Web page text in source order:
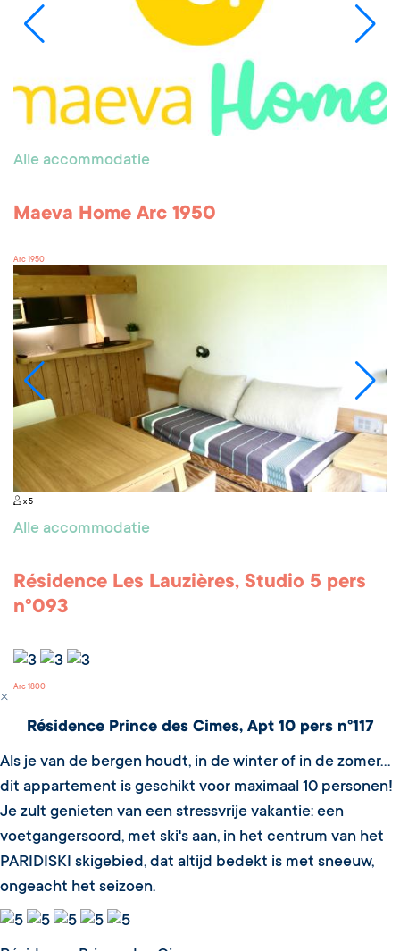
Alle accommodatie
Maeva Home Arc 1950
Arc 1950
x 5
Alle accommodatie
Résidence Les Lauzières, Studio 5 pers
n°093
Arc 1800
Résidence Prince des Cimes, Apt 10 pers n°117
Als je van de bergen houdt, in de winter of in de zomer...
dit appartement is geschikt voor maximaal 10 personen!
Je zult genieten van een stressvrije vakantie: een
voetgangersoord, met ski's aan, in het centrum van het
PARIDISKI skigebied, dat altijd bedekt is met sneeuw,
ongeacht het seizoen.